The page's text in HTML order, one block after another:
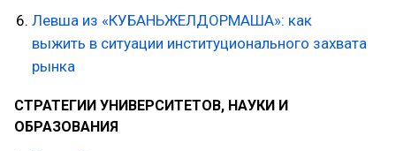
Левша из «КУБАНЬЖЕЛДОРМАША»: как
выжить в ситуации институционального захвата
рынка
СТРАТЕГИИ УНИВЕРСИТЕТОВ, НАУКИ И
ОБРАЗОВАНИЯ